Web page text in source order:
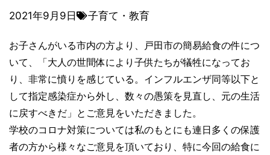
2021年9月9日 子育て・教育
お子さんがいる市内の方より、戸田市の簡易給食の件につ
いて、「大人の世間体により子供たちが犠牲になってお
り、非常に憤りを感じている。インフルエンザ同等以下と
して指定感染症から外し、数々の愚策を見直し、元の生活
に戻すべきだ」とご意見をいただきました。
学校のコロナ対策については私のもとにも連日多くの保護
者の方から様々なご意見を頂いており、特に今回の給食に